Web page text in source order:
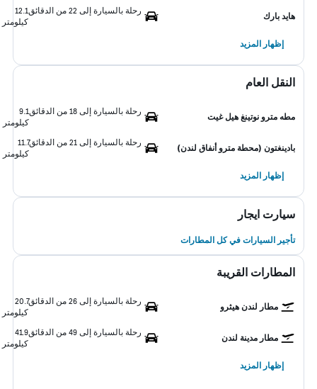
هايد بارك
رحلة بالسيارة إلى 22 من الدقائق
12.1
كيلومتر
إظهار المزيد
النقل العام
مطه مترو نوتينغ هيل غيت
رحلة بالسيارة إلى 18 من الدقائق
9.1
كيلومتر
بادينغتون (محطة مترو أنفاق لندن)
رحلة بالسيارة إلى 21 من الدقائق
11.7
كيلومتر
إظهار المزيد
سيارت ايجار
تأجير السيارات في كل المطارات
المطارات القريبة
مطار لندن هيثرو
رحلة بالسيارة إلى 26 من الدقائق
20.7
كيلومتر
مطار مدينة لندن
رحلة بالسيارة إلى 49 من الدقائق
41.9
كيلومتر
إظهار المزيد